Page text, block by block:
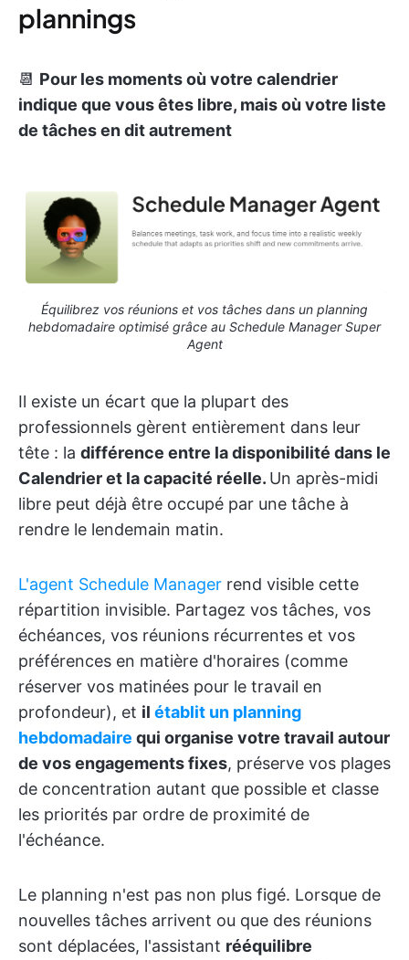
plannings
📆 Pour les moments où votre calendrier
indique que vous êtes libre, mais où votre liste
de tâches en dit autrement
Équilibrez vos réunions et vos tâches dans un planning
hebdomadaire optimisé grâce au Schedule Manager Super
Agent
Il existe un écart que la plupart des
professionnels gèrent entièrement dans leur
tête : la différence entre la disponibilité dans le
Calendrier et la capacité réelle. Un après-midi
libre peut déjà être occupé par une tâche à
rendre le lendemain matin.
L'agent Schedule Manager rend visible cette
répartition invisible. Partagez vos tâches, vos
échéances, vos réunions récurrentes et vos
préférences en matière d'horaires (comme
réserver vos matinées pour le travail en
profondeur), et il établit un planning
hebdomadaire qui organise votre travail autour
de vos engagements fixes, préserve vos plages
de concentration autant que possible et classe
les priorités par ordre de proximité de
l'échéance.
Le planning n'est pas non plus figé. Lorsque de
nouvelles tâches arrivent ou que des réunions
sont déplacées, l'assistant rééquilibre